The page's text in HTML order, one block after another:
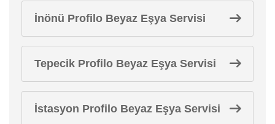
İnönü Profilo Beyaz Eşya Servisi
Tepecik Profilo Beyaz Eşya Servisi
İstasyon Profilo Beyaz Eşya Servisi